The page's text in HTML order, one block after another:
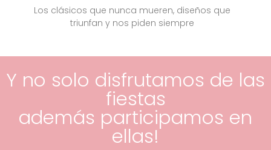
Los clásicos que nunca mueren, diseños que
triunfan y nos piden siempre
Y no solo disfrutamos de las
fiestas
además participamos en
ellas!